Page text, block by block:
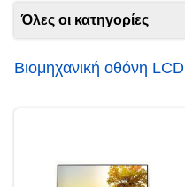
Όλες οι κατηγορίες
Βιομηχανική οθόνη LCD